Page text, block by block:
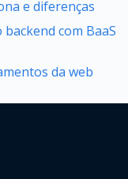
e diferenças
com BaaS
da web